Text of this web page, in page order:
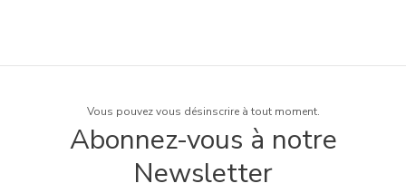
Vous pouvez vous désinscrire à tout moment.
Abonnez-vous à notre
Newsletter